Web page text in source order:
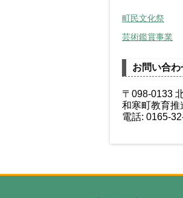
町民文化祭
芸術鑑賞事業
お問い合わ
〒098-0133
和寒町教育
電話: 0165-